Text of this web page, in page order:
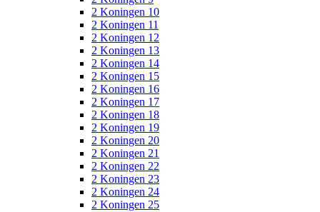
2 Koningen 10
2 Koningen 11
2 Koningen 12
2 Koningen 13
2 Koningen 14
2 Koningen 15
2 Koningen 16
2 Koningen 17
2 Koningen 18
2 Koningen 19
2 Koningen 20
2 Koningen 21
2 Koningen 22
2 Koningen 23
2 Koningen 24
2 Koningen 25